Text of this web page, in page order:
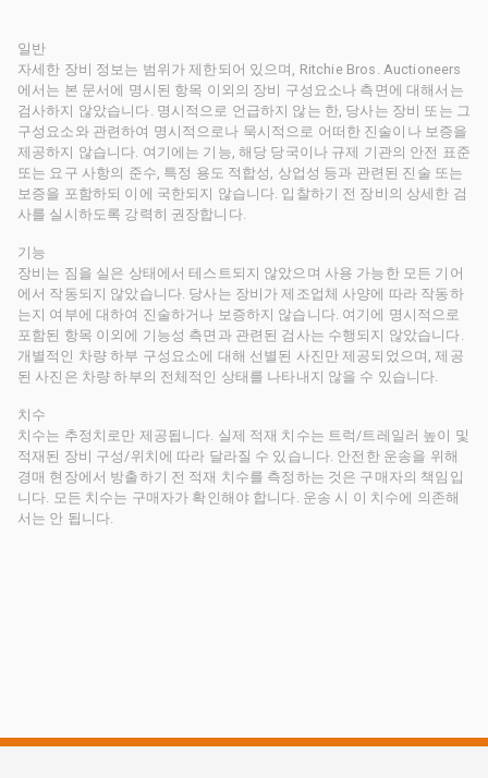
일반
자세한 장비 정보는 범위가 제한되어 있으며, Ritchie Bros. Auctioneers
에서는 본 문서에 명시된 항목 이외의 장비 구성요소나 측면에 대해서는
검사하지 않았습니다. 명시적으로 언급하지 않는 한, 당사는 장비 또는 그
구성요소와 관련하여 명시적으로나 묵시적으로 어떠한 진술이나 보증을
제공하지 않습니다. 여기에는 기능, 해당 당국이나 규제 기관의 안전 표준
또는 요구 사항의 준수, 특정 용도 적합성, 상업성 등과 관련된 진술 또는
보증을 포함하되 이에 국한되지 않습니다. 입찰하기 전 장비의 상세한 검
사를 실시하도록 강력히 권장합니다.
기능
장비는 짐을 실은 상태에서 테스트되지 않았으며 사용 가능한 모든 기어
에서 작동되지 않았습니다. 당사는 장비가 제조업체 사양에 따라 작동하
는지 여부에 대하여 진술하거나 보증하지 않습니다. 여기에 명시적으로
포함된 항목 이외에 기능성 측면과 관련된 검사는 수행되지 않았습니다.
개별적인 차량 하부 구성요소에 대해 선별된 사진만 제공되었으며, 제공
된 사진은 차량 하부의 전체적인 상태를 나타내지 않을 수 있습니다.
치수
치수는 추정치로만 제공됩니다. 실제 적재 치수는 트럭/트레일러 높이 및
적재된 장비 구성/위치에 따라 달라질 수 있습니다. 안전한 운송을 위해
경매 현장에서 방출하기 전 적재 치수를 측정하는 것은 구매자의 책임입
니다. 모든 치수는 구매자가 확인해야 합니다. 운송 시 이 치수에 의존해
서는 안 됩니다.